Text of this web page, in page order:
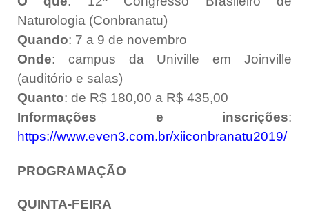
Naturologia (Conbranatu)
Quando: 7 a 9 de novembro
Onde: campus da Univille em Joinville
(auditório e salas)
Quanto: de R$ 180,00 a R$ 435,00
Informações e inscrições:
https://www.even3.com.br/xiiconbranatu2019/
PROGRAMAÇÃO
QUINTA-FEIRA